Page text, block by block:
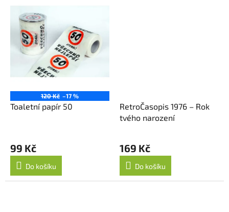
120 Kč –17 %
Toaletní papír 50
hodnocení
produktu
5,0
z
99 Kč
Do košíku
RetroČasopis 1976 – Rok
tvého narození
169 Kč
Do košíku